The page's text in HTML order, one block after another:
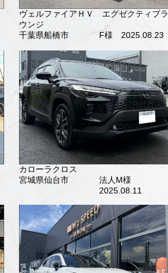
ヴェルファイアＨＶ エグゼクティブラ
ウンジ
千葉県船橋市
F様 2025.08.23
カローラクロス
宮城県仙台市
法人M様
2025.08.11